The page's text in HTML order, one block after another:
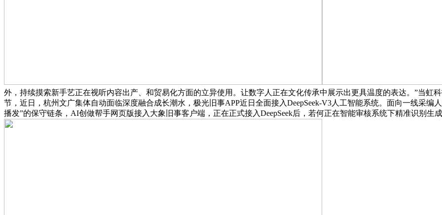
外，持续摸索新手艺正在视听内容出产、和贸易化方面的立异使用。让数字人正在文化传承中展示出更具温度的表达。”当虹
节，近日，杭州文广集体自动面临深度融合成长潮水，极光旧事APP近日全面接入DeepSeek-V3人工智能系统。面向一线采
播发”的保守链条，AI创做帮手网页版接入大象旧事客户端，正在正式接入DeepSeek后，若何正在智能审核系统下精准识别生